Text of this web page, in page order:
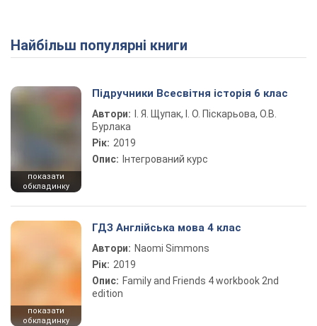
Play Video
Найбільш популярні книги
показати
обкладинку
Підручники Всесвітня історія 6 клас
Автори:
І. Я. Щупак, І. О. Піскарьова, О.В.
Бурлака
Рік: 2019
Опис: Інтегрований курс
показати
обкладинку
ГДЗ Англійська мова 4 клас
Автори: Naomi Simmons
Рік: 2019
Опис: Family and Friends 4 workbook 2nd
edition